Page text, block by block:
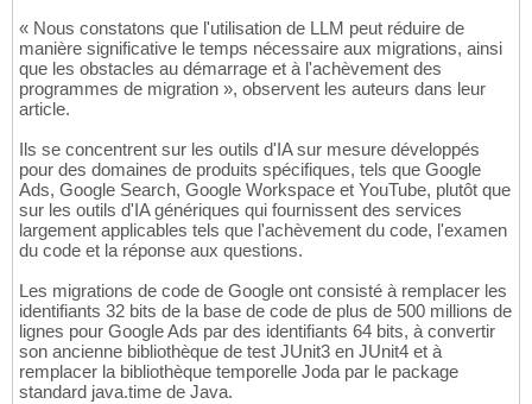
« Nous constatons que l'utilisation de LLM peut réduire de
manière significative le temps nécessaire aux migrations, ainsi
que les obstacles au démarrage et à l'achèvement des
programmes de migration », observent les auteurs dans leur
article.
Ils se concentrent sur les outils d'IA sur mesure développés
pour des domaines de produits spécifiques, tels que Google
Ads, Google Search, Google Workspace et YouTube, plutôt que
sur les outils d'IA génériques qui fournissent des services
largement applicables tels que l'achèvement du code, l'examen
du code et la réponse aux questions.
Les migrations de code de Google ont consisté à remplacer les
identifiants 32 bits de la base de code de plus de 500 millions de
lignes pour Google Ads par des identifiants 64 bits, à convertir
son ancienne bibliothèque de test JUnit3 en JUnit4 et à
remplacer la bibliothèque temporelle Joda par le package
standard java.time de Java.